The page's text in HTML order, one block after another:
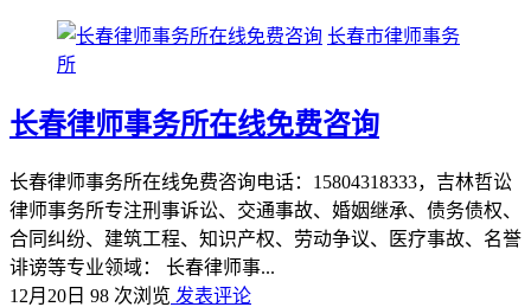
长春市律师事务
所
长春律师事务所在线免费咨询
长春律师事务所在线免费咨询电话：15804318333，吉林哲讼
律师事务所专注刑事诉讼、交通事故、婚姻继承、债务债权、
合同纠纷、建筑工程、知识产权、劳动争议、医疗事故、名誉
诽谤等专业领域： 长春律师事...
12月20日 98 次浏览 发表评论